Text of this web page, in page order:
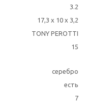
3.2
17,3 x 10 x 3,2
TONY PEROTTI
15
серебро
есть
7